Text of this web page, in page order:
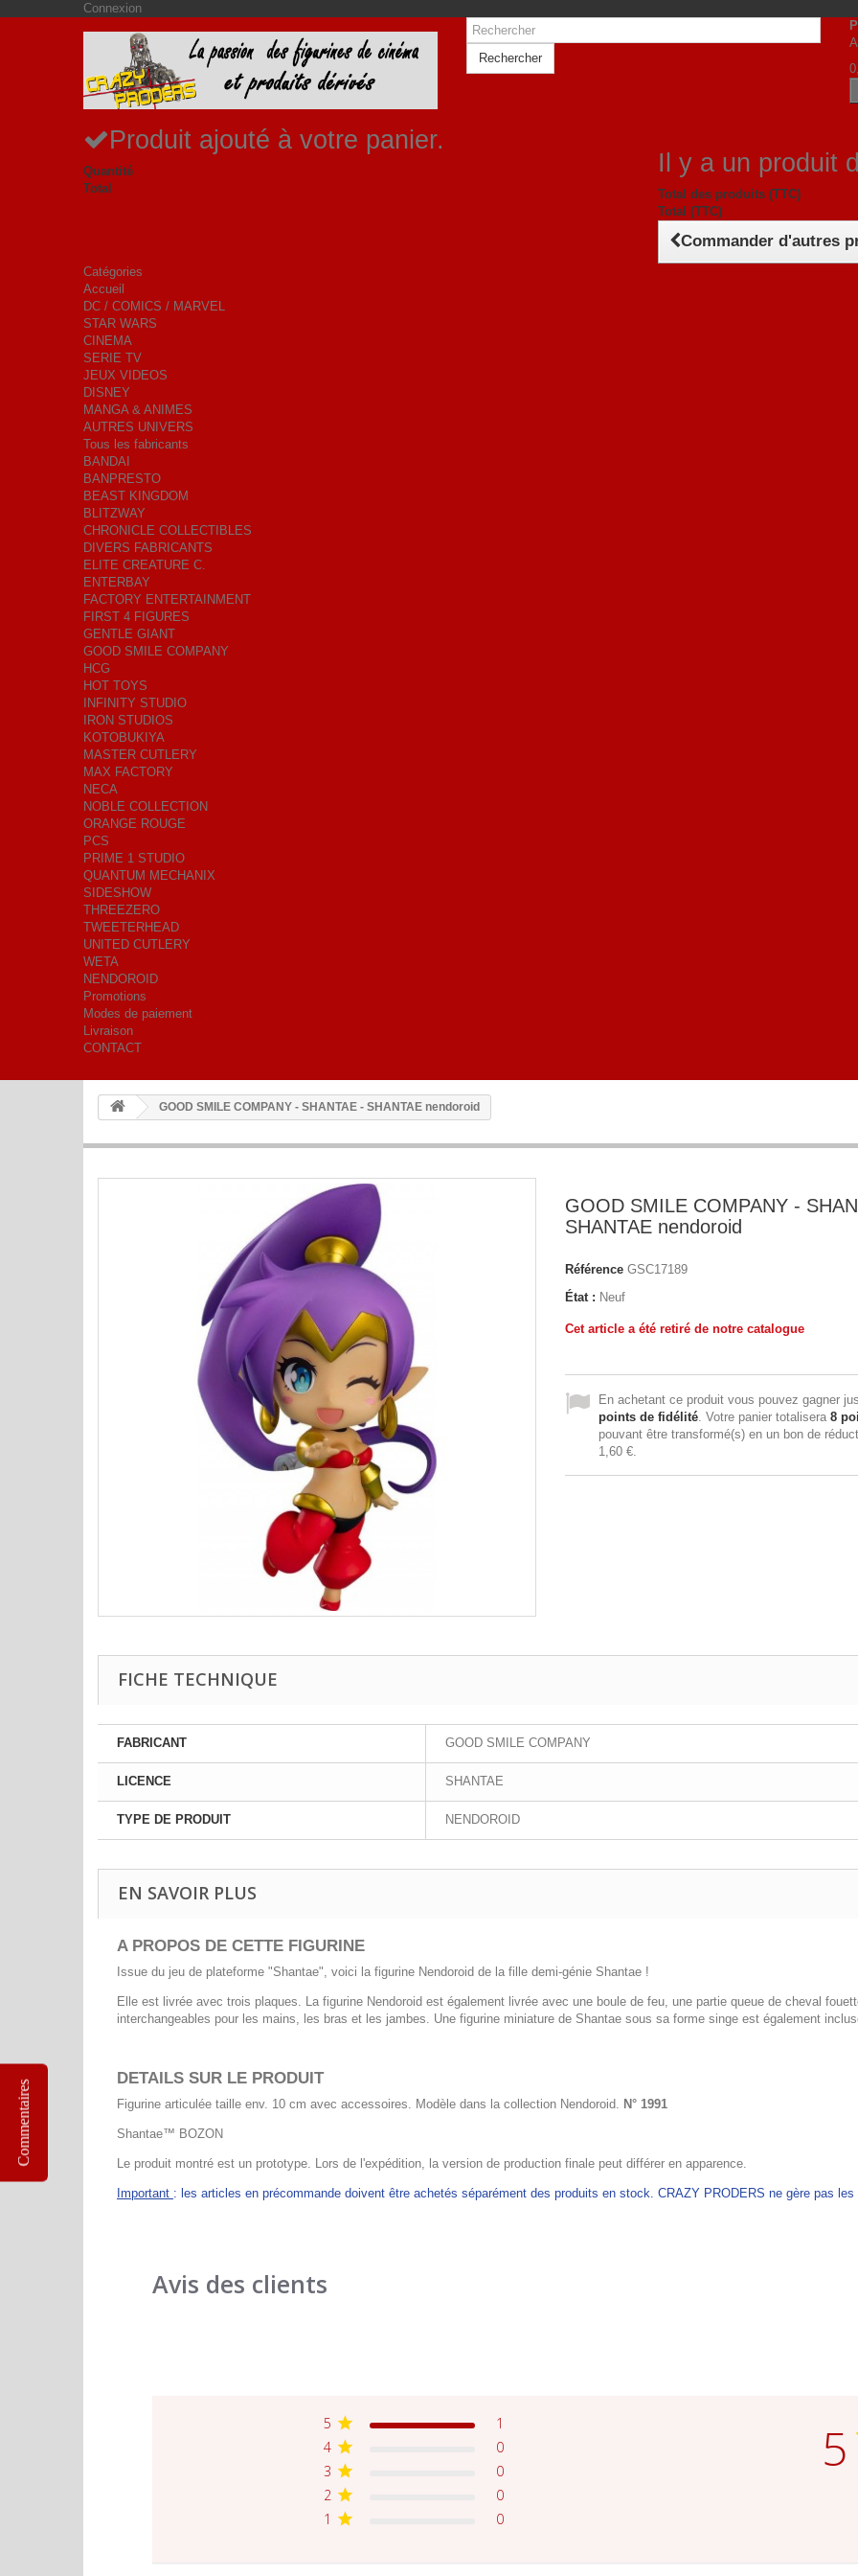
Connexion
Rechercher
Produit ajouté à votre panier.
Quantité
Total
Il y a un produit
Total des produits (TTC)
Total (TTC)
Commander d'autres
Catégories
Accueil
DC / COMICS / MARVEL
STAR WARS
CINEMA
SERIE TV
JEUX VIDEOS
DISNEY
MANGA & ANIMES
AUTRES UNIVERS
Tous les fabricants
BANDAI
BANPRESTO
BEAST KINGDOM
BLITZWAY
CHRONICLE COLLECTIBLES
DIVERS FABRICANTS
ELITE CREATURE C.
ENTERBAY
FACTORY ENTERTAINMENT
FIRST 4 FIGURES
GENTLE GIANT
GOOD SMILE COMPANY
HCG
HOT TOYS
INFINITY STUDIO
IRON STUDIOS
KOTOBUKIYA
MASTER CUTLERY
MAX FACTORY
NECA
NOBLE COLLECTION
ORANGE ROUGE
PCS
PRIME 1 STUDIO
QUANTUM MECHANIX
SIDESHOW
THREEZERO
TWEETERHEAD
UNITED CUTLERY
WETA
NENDOROID
Promotions
Modes de paiement
Livraison
CONTACT
GOOD SMILE COMPANY - SHANTAE - SHANTAE nendoroid
GOOD SMILE COMPANY -
SHANTAE nendoroid
Référence GSC17189
État : Neuf
Cet article a été retiré de notre catalogue
En achetant ce produit vous pouvez gagner
points de fidélité. Votre panier totalisera 8
pouvant être transformé(s) en un bon de
1,60 €.
FICHE TECHNIQUE
FABRICANT GOOD SMILE COMPANY
LICENCE SHANTAE
TYPE DE PRODUIT NENDOROID
EN SAVOIR PLUS
A PROPOS DE CETTE FIGURINE
Issue du jeu de plateforme "Shantae", voici la figurine Nendoroid de la fille demi-génie Shantae !
Elle est livrée avec trois plaques. La figurine Nendoroid est également livrée avec une boule de feu, une partie queue de cheval
interchangeables pour les mains, les bras et les jambes. Une figurine miniature de Shantae sous sa forme singe est également
DETAILS SUR LE PRODUIT
Figurine articulée taille env. 10 cm avec accessoires. Modèle dans la collection Nendoroid. N° 1991
Shantae™ BOZON
Le produit montré est un prototype. Lors de l'expédition, la version de production finale peut différer en apparence.
Important : les articles en précommande doivent être achetés séparément des produits en stock. CRAZY PRODERS ne gère pas les
Avis des clients
5
5
1
4
0
3
0
2
0
1
0
Commentaires